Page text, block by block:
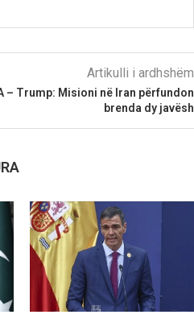
Artikulli i ardhshëm
– Trump: Misioni në Iran përfundon
brenda dy javësh